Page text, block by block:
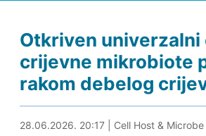
Otkriven univerzalni
crijevne mikrobiote
rakom debelog
07.07.2026. 00:00
28.06.2026. 20:17| Cell Host & Microbe